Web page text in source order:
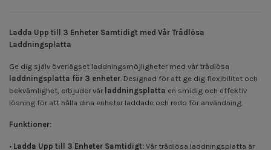
Ladda Upp till 3 Enheter Samtidigt med Vår Trådlösa
Laddningsplatta
Ge dig själv överlägset laddningsmöjligheter med vår trådlösa
laddningsplatta för 3 enheter . Designad för att ge dig flexibilitet och
bekvämlighet, erbjuder vår laddningsplatta en smidig och effektiv
lösning för att hålla dina enheter laddade och redo för användning.
Funktioner:
• Ladda Upp till 3 Enheter Samtidigt: Vår trådlösa laddningsplatta är